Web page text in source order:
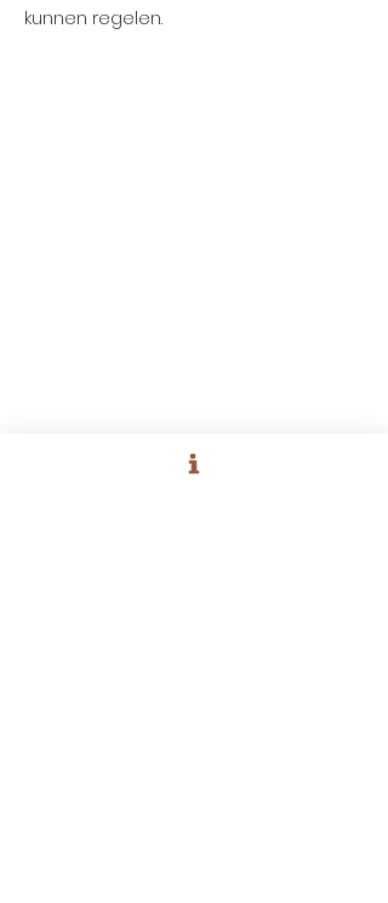
kunnen regelen.